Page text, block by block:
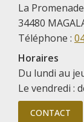
La Promenade
34480
Téléphone :
Horaires
Du lundi au
Le vendredi :
CONTACT